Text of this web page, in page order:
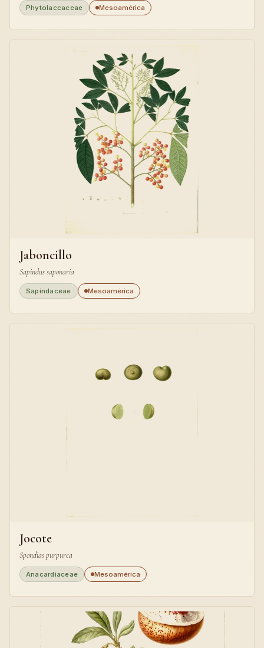
Phytolaccaceae Mesoamérica
Jaboncillo
Sapindus saponaria
Sapindaceae Mesoamérica
Jocote
Spondias purpurea
Anacardiaceae Mesoamérica